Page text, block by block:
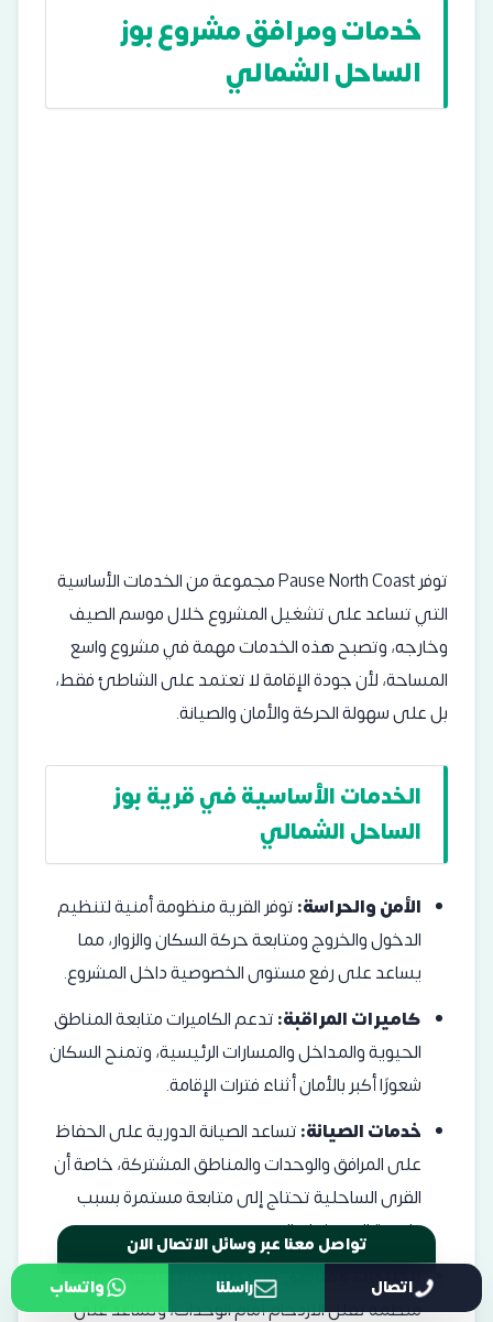
خدمات ومرافق مشروع بوز
الساحل الشمالي
توفر Pause North Coast مجموعة من الخدمات الأساسية
التي تساعد على تشغيل المشروع خلال موسم الصيف
وخارجه، وتصبح هذه الخدمات مهمة في مشروع واسع
المساحة، لأن جودة الإقامة لا تعتمد على الشاطئ فقط،
بل على سهولة الحركة والأمان والصيانة.
الخدمات الأساسية في قرية بوز
الساحل الشمالي
الأمن والحراسة:توفر القرية منظومة أمنية لتنظيم
الدخول والخروج ومتابعة حركة السكان والزوار، مما
يساعد على رفع مستوى الخصوصية داخل المشروع.
كاميرات المراقبة:تدعم الكاميرات متابعة المناطق
الحيوية والمداخل والمسارات الرئيسية، وتمنح السكان
شعورًا أكبر بالأمان أثناء فترات الإقامة.
خدمات الصيانة:تساعد الصيانة الدورية على الحفاظ
على المرافق والوحدات والمناطق المشتركة، خاصة أن
القرى الساحلية تحتاج إلى متابعة مستمرة بسبب
طبيعة الاستخدام الموسمي.
الجراجات ومناطق الانتظار:
توفر مناطق انتظار
منظمة تقلل الازدحام أمام الوحدات، وتساعد على
تواصل معنا عبر وسائل الاتصال الان اتصال راسلنا واتساب